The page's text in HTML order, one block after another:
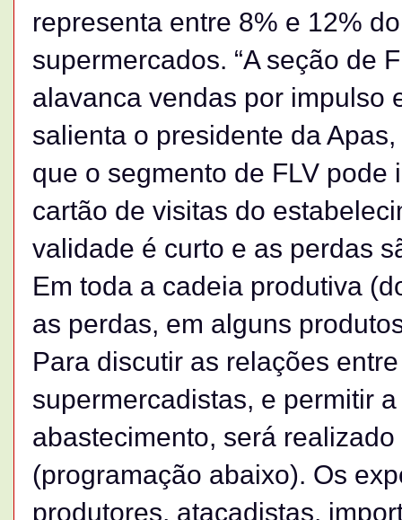
representa entre 8% e 12%
supermercados. “A seção de
alavanca vendas por impulso
salienta o presidente da
que o segmento de FLV
cartão de visitas do
validade é curto e as perdas
Em toda a cadeia produtiva
as perdas, em alguns
Para discutir as relações
supermercadistas, e permitir
abastecimento, será
(programação abaixo). Os
produtores, atacadistas,